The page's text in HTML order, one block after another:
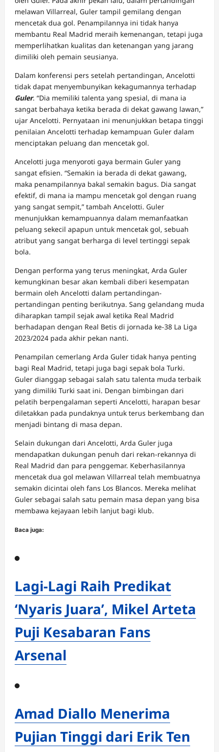
melawan Villarreal, Guler tampil gemilang dengan
mencetak dua gol. Penampilannya ini tidak hanya
membantu Real Madrid meraih kemenangan, tetapi juga
memperlihatkan kualitas dan ketenangan yang jarang
dimiliki oleh pemain seusianya.
Dalam konferensi pers setelah pertandingan, Ancelotti
tidak dapat menyembunyikan kekagumannya terhadap
Guler. “Dia memiliki talenta yang spesial, di mana ia
sangat berbahaya ketika berada di dekat gawang lawan,”
ujar Ancelotti. Pernyataan ini menunjukkan betapa tinggi
penilaian Ancelotti terhadap kemampuan Guler dalam
menciptakan peluang dan mencetak gol.
Ancelotti juga menyoroti gaya bermain Guler yang
sangat efisien. “Semakin ia berada di dekat gawang,
maka penampilannya bakal semakin bagus. Dia sangat
efektif, di mana ia mampu mencetak gol dengan ruang
yang sangat sempit,” tambah Ancelotti. Guler
menunjukkan kemampuannya dalam memanfaatkan
peluang sekecil apapun untuk mencetak gol, sebuah
atribut yang sangat berharga di level tertinggi sepak
bola.
Dengan performa yang terus meningkat, Arda Guler
kemungkinan besar akan kembali diberi kesempatan
bermain oleh Ancelotti dalam pertandingan-
pertandingan penting berikutnya. Sang gelandang muda
diharapkan tampil sejak awal ketika Real Madrid
berhadapan dengan Real Betis di jornada ke-38 La Liga
2023/2024 pada akhir pekan nanti.
Penampilan cemerlang Arda Guler tidak hanya penting
bagi Real Madrid, tetapi juga bagi sepak bola Turki.
Guler dianggap sebagai salah satu talenta muda terbaik
yang dimiliki Turki saat ini. Dengan bimbingan dari
pelatih berpengalaman seperti Ancelotti, harapan besar
diletakkan pada pundaknya untuk terus berkembang dan
menjadi bintang di masa depan.
Selain dukungan dari Ancelotti, Arda Guler juga
mendapatkan dukungan penuh dari rekan-rekannya di
Real Madrid dan para penggemar. Keberhasilannya
mencetak dua gol melawan Villarreal telah membuatnya
semakin dicintai oleh fans Los Blancos. Mereka melihat
Guler sebagai salah satu pemain masa depan yang bisa
membawa kejayaan lebih lanjut bagi klub.
Baca juga:
Lagi-Lagi Raih Predikat
‘Nyaris Juara’, Mikel Arteta
Puji Kesabaran Fans
Arsenal
Amad Diallo Menerima
Pujian Tinggi dari Erik Ten